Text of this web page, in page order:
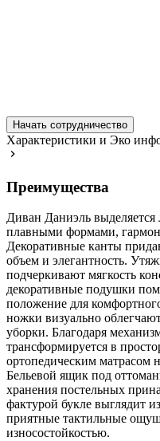
Начать сотрудничество
Характеристики и Эко
Преимущества
Диван Даниэль
плавными формами,
Декоративные канты
объем и элегантность.
подчеркивают мягкость
декоративные подушки
положение для
ножки визуально
уборки. Благодаря
трансформируется в
ортопедическим матрасом
Бельевой ящик под
хранения постельных
фактурой букле выглядит
приятные тактильные
износостойкостью.